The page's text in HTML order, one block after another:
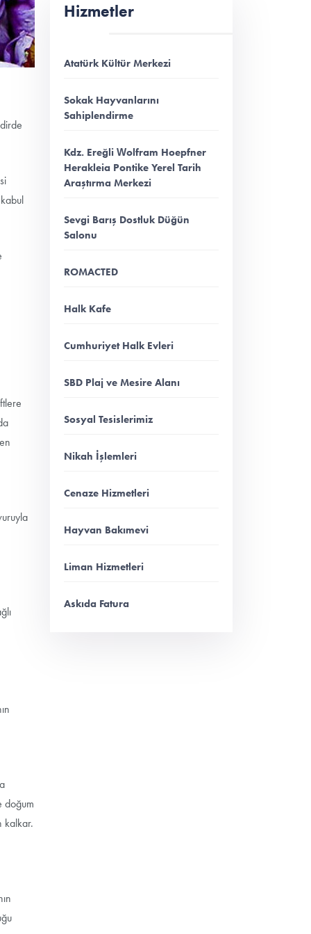
doğum
kalkar.
Hizmetler
Atatürk Kültür Merkezi
Sokak Hayvanlarını
Sahiplendirme
Kdz. Ereğli Wolfram Hoepfner
Herakleia Pontike Yerel Tarih
Araştırma Merkezi
Sevgi Barış Dostluk Düğün
Salonu
ROMACTED
Halk Kafe
Cumhuriyet Halk Evleri
SBD Plaj ve Mesire Alanı
Sosyal Tesislerimiz
Nikah İşlemleri
Cenaze Hizmetleri
Hayvan Bakımevi
Liman Hizmetleri
Askıda Fatura